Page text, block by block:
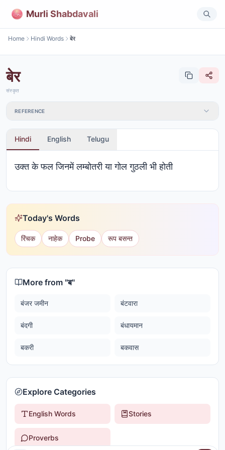
Murli Shabdavali
Home Hindi Words बेर
बेर
संस्कृत
REFERENCE
Hindi English Telugu
उक्त के फल जिनमें लम्बोतरी या गोल गुठली भी होती
Today's Words
रिंचक नाहेक Probe रूप बसन्त
More from "ब"
बंजर जमीन बंटवारा
बंदगी बंधायमान
बकरी बकवास
Explore Categories
English Words Stories
Proverbs